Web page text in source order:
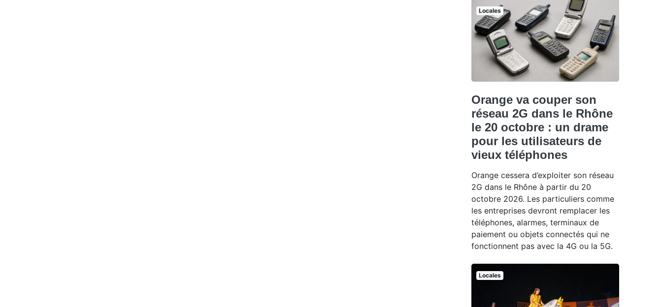
Locales
Orange va couper son
réseau 2G dans le Rhône
le 20 octobre : un drame
pour les utilisateurs de
vieux téléphones
Orange cessera d’exploiter son réseau
2G dans le Rhône à partir du 20
octobre 2026. Les particuliers comme
les entreprises devront remplacer les
téléphones, alarmes, terminaux de
paiement ou objets connectés qui ne
fonctionnent pas avec la 4G ou la 5G.
Locales